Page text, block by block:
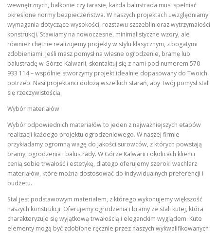
wewnętrznych, balkonie czy tarasie, każda balustrada musi spełniać
określone normy bezpieczeństwa. W naszych projektach uwzględniamy
wymagania dotyczące wysokości, rozstawu szczeblin oraz wytrzymałości
konstrukcji. Stawiamy na nowoczesne, minimalistyczne wzory, ale
również chętnie realizujemy projekty w stylu klasycznym, z bogatymi
zdobieniami. Jeśli masz pomysł na własne ogrodzenie, bramę lub
balustradę w Górze Kalwarii, skontaktuj się z nami pod numerem 570
933 114 – wspólnie stworzymy projekt idealnie dopasowany do Twoich
potrzeb. Nasi projektanci dołożą wszelkich starań, aby Twój pomysł stał
się rzeczywistością.
Wybór materiałów
Wybór odpowiednich materiałów to jeden z najważniejszych etapów
realizacji każdego projektu ogrodzeniowego. W naszej firmie
przykładamy ogromną wagę do jakości surowców, z których powstają
bramy, ogrodzenia i balustrady. W Górze Kalwarii i okolicach klienci
cenią sobie trwałość i estetykę, dlatego oferujemy szeroki wachlarz
materiałów, które można dostosować do indywidualnych preferencji i
budżetu.
Stal jest podstawowym materiałem, z którego wykonujemy większość
naszych konstrukcji. Oferujemy ogrodzenia i bramy ze stali kutej, która
charakteryzuje się wyjątkową trwałością i eleganckim wyglądem. Kute
elementy mogą być zdobione ręcznie przez naszych wykwalifikowanych